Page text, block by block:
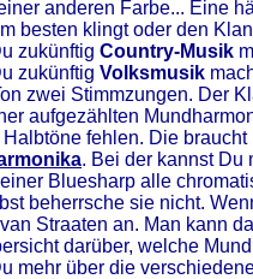
anderen Farbe... Eine
besten klingt oder den
zukünftig Country-Musik
zukünftig Volksmusik
zwei Stimmzungen. Der
aufgezählten
fehlen. Die
. Bei der kannst Du
Bluesharp alle
beherrsche sie nicht.
Straaten an. Man kann
darüber, welche
mehr über die